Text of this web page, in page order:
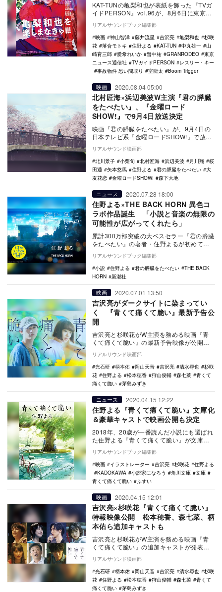
KAT-TUNの亀梨和也が表紙を飾った『TVガ
イドPERSON』vol.96が、8月6日に東京ニ
ュース通信社より発売された。 …
リアルサウンドブック編集部
映画
神山智洋 藤井流星 吉沢亮 亀梨和也
杉咲
花
落合モトキ 住野よる KAT-TUN 中丸雄一
山
崎育三郎
愛希れいか 畠中祐 GRANRODEO
東京
ニュース通信社
TVガイドPERSON
レスリー・キー
事故物件 恐い間取り
室龍太 Boom Trigger
映画 2020.08.04 05:00
北村匠海×浜辺美波W主演『君の膵臓
をたべたい』、『金曜ロード
SHOW!』で9月4日放送決定
映画『君の膵臓をたべたい』が、9月4日の
日本テレビ系『金曜ロードSHOW!』で放送
されることが決定した。 本作は、「キミ
スイ…
リアルサウンド映画部
北川景子
小栗旬 北村匠海 浜辺美波 月川翔
桜
田通
矢本悠馬 住野よる 君の膵臓をたべたい
大
友花恋
金曜ロードSHOW! 森下大地
ニュース 2020.07.28 18:00
住野よる×THE BACK HORN 異色コ
ラボ作品誕生 「小説と音楽の無限の
可能性が広がってくれたら」
累計300万部突破の大ベスセラー『君の膵臓
をたべたい』の著者・住野よるが初めて描
く、恋愛長篇『この気持ちもいつか忘れ
る』が、10…
リアルサウンドブック編集部
小説
住野よる 君の膵臓をたべたい
THE BACK
HORN
新潮社
映画 2020.07.01 13:50
吉沢亮がダークサイトに染まってい
く 『青くて痛くて脆い』最新予告公
開
吉沢亮と杉咲花がW主演を務める映画『青
くて痛くて脆い』の最新予告映像が公開さ
れた。 本作は、住野よるの同名小説を映
画化する青…
リアルサウンド映画部
光石研
柄本佑 岡山天音 吉沢亮 清水尋也
杉咲
花
住野よる 松本穂香 狩山俊輔 森七菜
青くて
痛くて脆い
茅島みずき
ニュース 2020.04.15 12:22
住野よる『青くて痛くて脆い』文庫化
＆豪華キャストで映画公開も決定
2018年、20歳が一番読んだ小説にも選ばれ
た住野よる『青くて痛くて脆い』が文庫化
され、2020年6月12日に発売される。 …
リアルサウンドブック編集部
映画
イラストレーター 吉沢亮 杉咲花
住野よる
KADOKAWA
小説家になろう 角川文庫
文庫
青くて痛くて脆い
ふすい
映画 2020.04.15 12:01
吉沢亮×杉咲花『青くて痛くて脆い』
特報映像公開 松本穂香、森七菜、柄
本佑ら追加キャストも
吉沢亮と杉咲花がW主演を務める映画『青
くて痛くて脆い』の追加キャストが発表さ
れ、特報映像とポスタービジュアルが公開
された。 …
リアルサウンド映画部
光石研
柄本佑 岡山天音 吉沢亮 清水尋也
杉咲
花
住野よる 松本穂香 狩山俊輔 森七菜
青くて
痛くて脆い
茅島みずき